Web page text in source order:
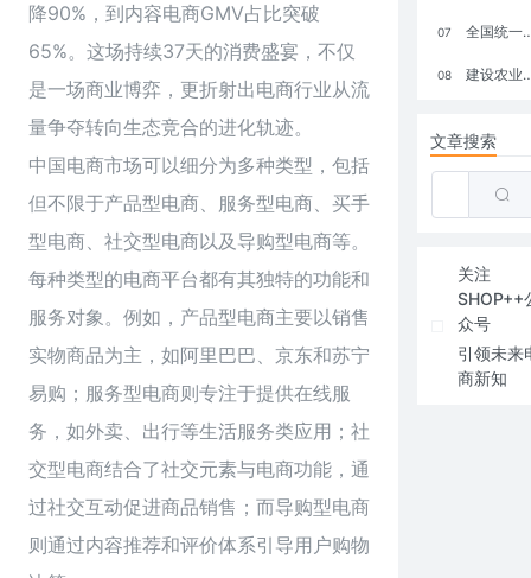
降90%，到内容电商GMV占比突破
65%。这场持续37天的消费盛宴，不仅
是一场商业博弈，更折射出电商行业从流
量争夺转向生态竞合的进化轨迹。
中国电商市场可以细分为多种类型，包括
但不限于产品型电商、服务型电商、买手
型电商、社交型电商以及导购型电商等。
每种类型的电商平台都有其独特的功能和
服务对象。例如，产品型电商主要以销售
实物商品为主，如阿里巴巴、京东和苏宁
易购；服务型电商则专注于提供在线服
务，如外卖、出行等生活服务类应用；社
交型电商结合了社交元素与电商功能，通
过社交互动促进商品销售；而导购型电商
则通过内容推荐和评价体系引导用户购物
07 全国统一大市场：电商如何掘金新蓝海？
08 建设农业强国，网上商城来助力！
文章搜索
关注
SHOP++
众号
引领未来
商新知